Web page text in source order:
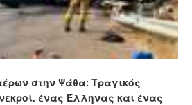
στην Ψάθα: Τραγικός
ένας Έλληνας και ένας